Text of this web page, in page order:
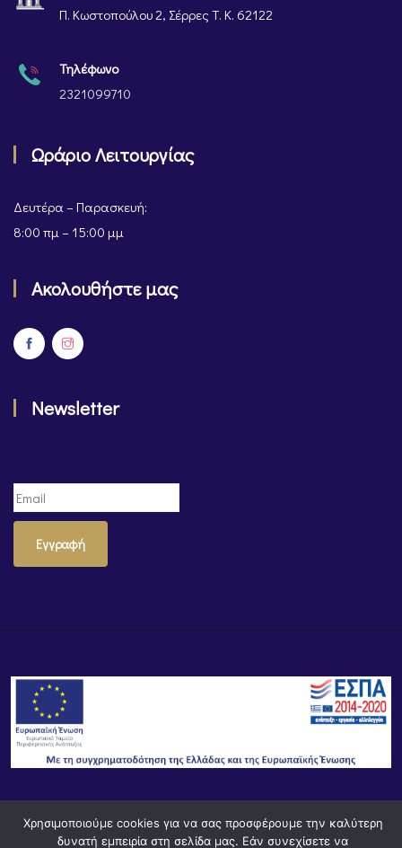
Π. Κωστοπούλου 2, Σέρρες Τ. Κ. 62122
Τηλέφωνο
2321099710
Ωράριο Λειτουργίας
Δευτέρα – Παρασκευή:
8:00 πμ – 15:00 μμ
Ακολουθήστε μας
Newsletter
Εγγραφή
© Powered byKnowledge AE
Χρησιμοποιούμε cookies για να σας προσφέρουμε την καλύτερη
δυνατή εμπειρία στη σελίδα μας. Εάν συνεχίσετε να